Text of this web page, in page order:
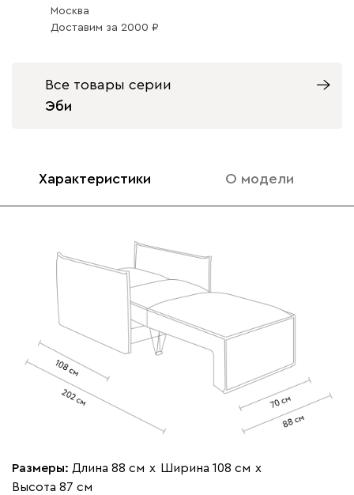
Бентори
Бежевый Графит Кофе Олива
020
40 990
Москва
Доставим за 2000
Все товары серии
Эби
Характеристики О модели
Размеры: Длина 88 см х Ширина 108 см х
Высота 87 см